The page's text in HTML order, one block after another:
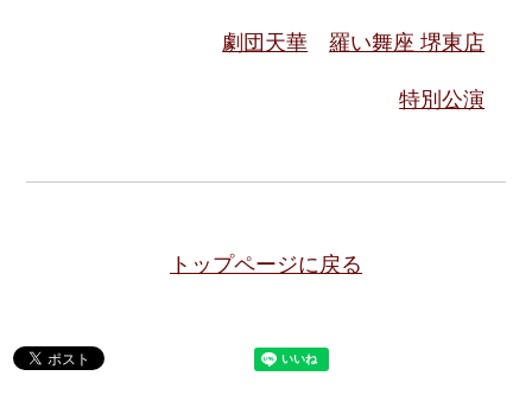
劇団天華 羅い舞座 堺東店
特別公演
トップページに戻る